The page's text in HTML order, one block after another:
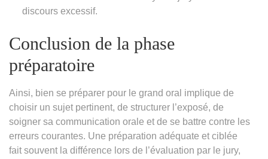
discours excessif.
Conclusion de la phase
préparatoire
Ainsi, bien se préparer pour le grand oral implique de
choisir un sujet pertinent, de structurer l’exposé, de
soigner sa communication orale et de se battre contre les
erreurs courantes. Une préparation adéquate et ciblée
fait souvent la différence lors de l’évaluation par le jury,